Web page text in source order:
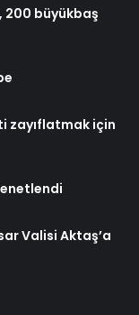
200 büyükbaş
zayıflatmak için
Valisi Aktaş’a